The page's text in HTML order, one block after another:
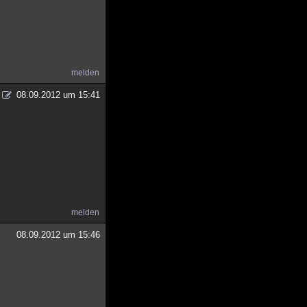
melden
08.09.2012 um 15:41
melden
08.09.2012 um 15:46